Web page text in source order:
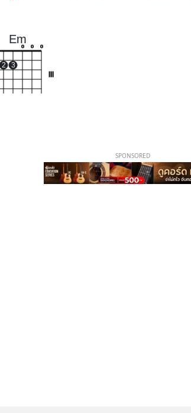
Em
2 3
o o o
SPONSORED